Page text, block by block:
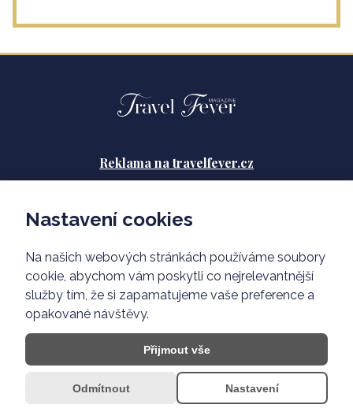
Reklama na travelfever.cz
O nás
Nastavení cookies
Na našich webových stránkách používáme soubory
cookie, abychom vám poskytli co nejrelevantnější
služby tím, že si zapamatujeme vaše preference a
opakované návštěvy.
Přijmout vše
Odmítnout Nastavení